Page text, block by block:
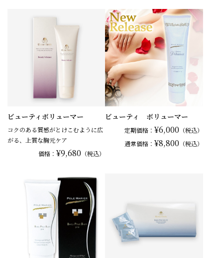
ビューティボリューマー
コクのある質感がとけこむように広
がる、上質な胸元ケア
価格：¥9,680 （税込）
ビューティ ボリューマー
定期価格： ¥6,000 （税込）
通常価格： ¥8,800 （税込）